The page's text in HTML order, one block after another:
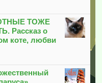
ТОЖЕ
Рассказ о
коте, любви